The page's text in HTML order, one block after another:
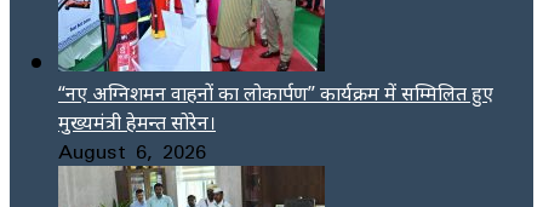
“नए अग्निशमन वाहनों का लोकार्पण” कार्यक्रम में सम्मिलित हुए
मुख्यमंत्री हेमन्त सोरेन।
August 6, 2026